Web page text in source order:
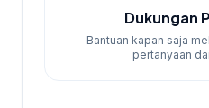
Dukungan
Bantuan kapan saja
pertanyaan